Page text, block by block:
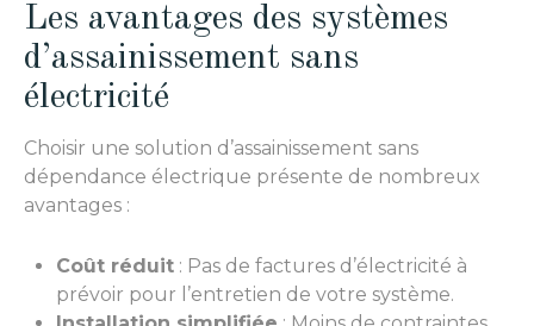
Les avantages des systèmes
d’assainissement sans
électricité
Choisir une solution d’assainissement sans
dépendance électrique présente de nombreux
avantages :
Coût réduit : Pas de factures d’électricité à
prévoir pour l’entretien de votre système.